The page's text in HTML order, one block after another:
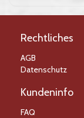
Rechtliches
AGB
Datenschutz
Kundeninfo
FAQ